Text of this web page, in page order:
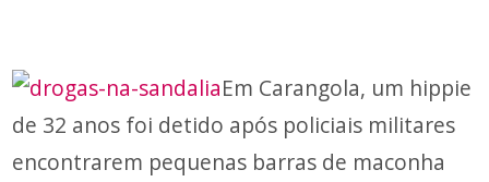
Em Carangola, um hippie
de 32 anos foi detido após policiais militares
encontrarem pequenas barras de maconha